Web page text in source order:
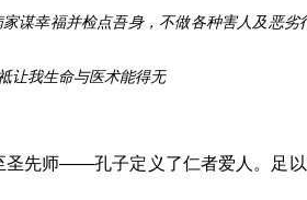
谋幸福并检点吾身，不做各种害人及恶劣
让我生命与医术能得无
先师——孔子定义了仁者爱人。足